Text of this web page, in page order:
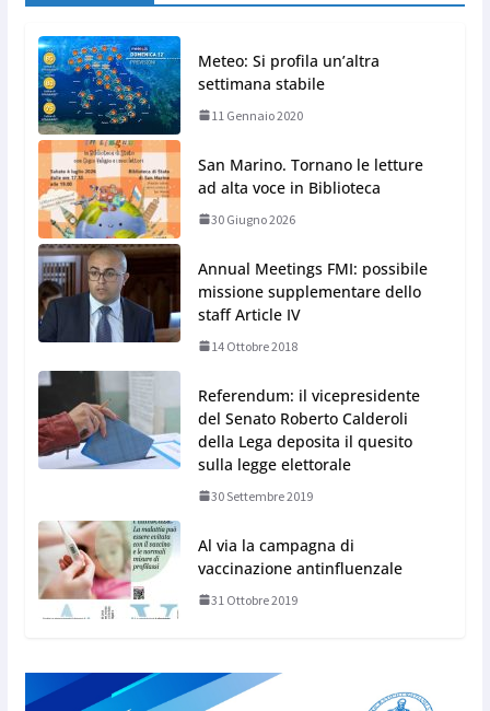
Meteo: Si profila un’altra
settimana stabile
11 Gennaio 2020
San Marino. Tornano le letture
ad alta voce in Biblioteca
30 Giugno 2026
Annual Meetings FMI: possibile
missione supplementare dello
staff Article IV
14 Ottobre 2018
Referendum: il vicepresidente
del Senato Roberto Calderoli
della Lega deposita il quesito
sulla legge elettorale
30 Settembre 2019
Al via la campagna di
vaccinazione antinfluenzale
31 Ottobre 2019